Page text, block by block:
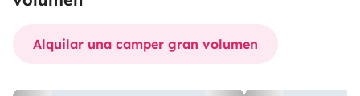
Alquilar una camper gran volumen